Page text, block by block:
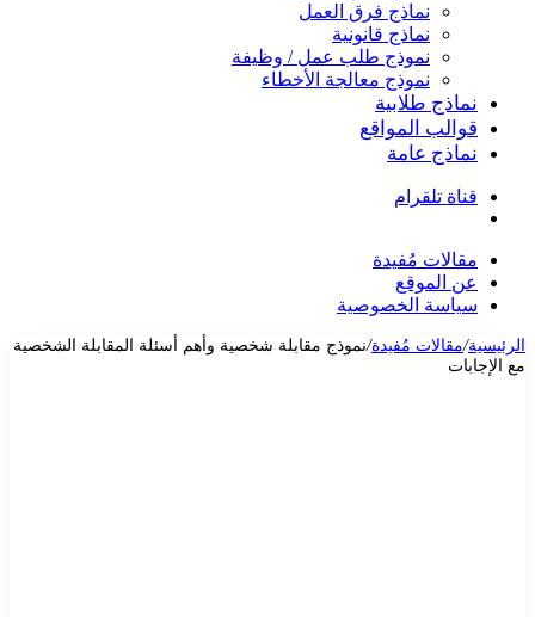
نماذج فرق العمل
نماذج قانونية
نموذج طلب عمل / وظيفة
نموذج معالجة الأخطاء
نماذج طلابية
قوالب المواقع
نماذج عامة
قناة تلقرام
مقالات مُفيدة
عن الموقع
سياسة الخصوصية
الرئيسية/مقالات مُفيدة/نموذج مقابلة شخصية وأهم أسئلة المقابلة الشخصية
مع الإجابات